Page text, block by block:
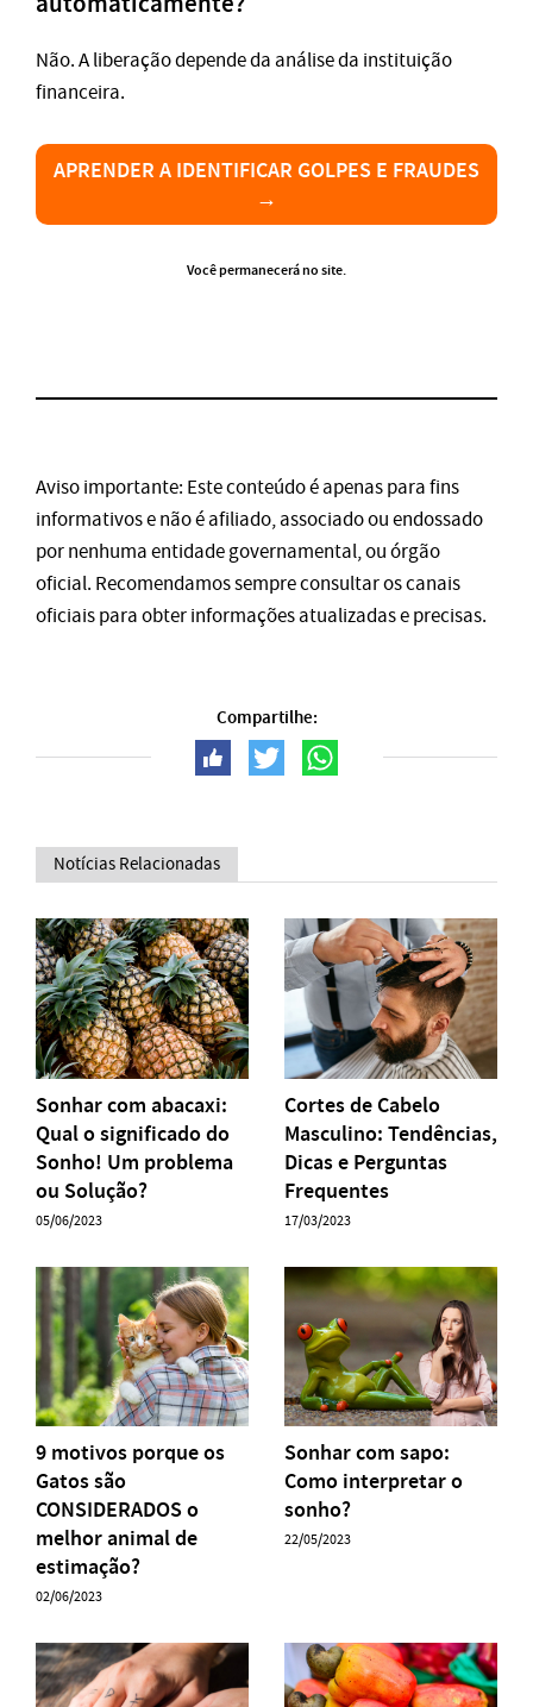
Não. A liberação depende da análise da instituição
financeira.
APRENDER A IDENTIFICAR GOLPES E FRAUDES
→
Você permanecerá no site.
Aviso importante: Este conteúdo é apenas para fins
informativos e não é afiliado, associado ou endossado
por nenhuma entidade governamental, ou órgão
oficial. Recomendamos sempre consultar os canais
oficiais para obter informações atualizadas e precisas.
Compartilhe:
Notícias Relacionadas
Sonhar com abacaxi:
Qual o significado do
Sonho! Um problema
ou Solução?
05/06/2023
Cortes de Cabelo
Masculino: Tendências,
Dicas e Perguntas
Frequentes
17/03/2023
9 motivos porque os
Gatos são
CONSIDERADOS o
melhor animal de
estimação?
02/06/2023
Sonhar com sapo:
Como interpretar o
sonho?
22/05/2023